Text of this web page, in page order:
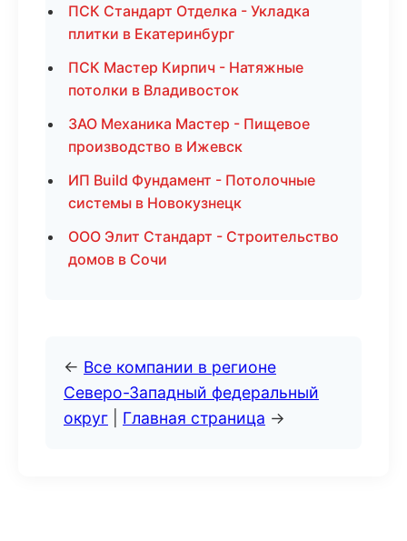
ПСК Стандарт Отделка - Укладка
плитки в Екатеринбург
ПСК Мастер Кирпич - Натяжные
потолки в Владивосток
ЗАО Механика Мастер - Пищевое
производство в Ижевск
ИП Build Фундамент - Потолочные
системы в Новокузнецк
ООО Элит Стандарт - Строительство
домов в Сочи
← Все компании в регионе
Северо-Западный федеральный
округ
Главная страница →